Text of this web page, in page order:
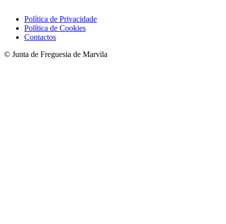
Política de Privacidade
Política de Cookies
Contactos
© Junta de Freguesia de Marvila